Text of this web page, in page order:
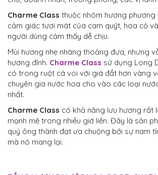
Charme Class thuộc nhóm hương
cảm giác tươi mát của cam quýt, hoa cỏ
người dùng cảm thấy dễ chịu.
Mùi hương nhẹ nhàng thoảng đưa, nhưng
hương đỉnh. Charme Class sử dụng Long
có trong ruột cá voi với giá đắt hơn vàng
chuyên gia nước hoa cho vào các loại
nhất.
Charme Class có khả năng lưu hương rất
mạnh mẽ trong nhiều giờ liền. Đây là sản
quý ông thành đạt ưa chuộng bởi sự nam
mà nó mang lại.